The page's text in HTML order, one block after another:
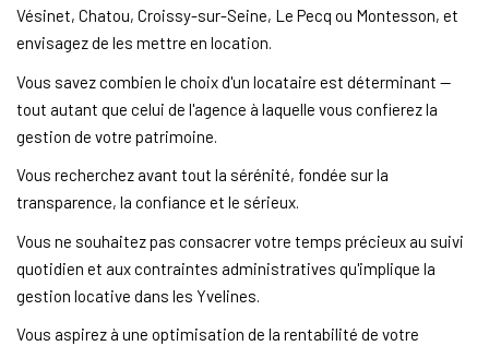
Vésinet, Chatou, Croissy-sur-Seine, Le Pecq ou Montesson, et
envisagez de les mettre en location.
Vous savez combien le choix d'un locataire est déterminant —
tout autant que celui de l'agence à laquelle vous confierez la
gestion de votre patrimoine.
Vous recherchez avant tout la sérénité, fondée sur la
transparence, la confiance et le sérieux.
Vous ne souhaitez pas consacrer votre temps précieux au suivi
quotidien et aux contraintes administratives qu'implique la
gestion locative dans les Yvelines.
Vous aspirez à une optimisation de la rentabilité de votre